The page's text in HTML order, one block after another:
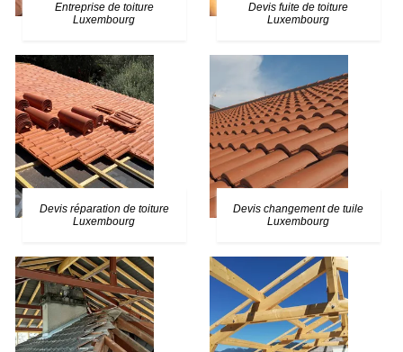
Entreprise de toiture
Luxembourg
Devis fuite de toiture
Luxembourg
Devis réparation de toiture
Luxembourg
Devis changement de tuile
Luxembourg